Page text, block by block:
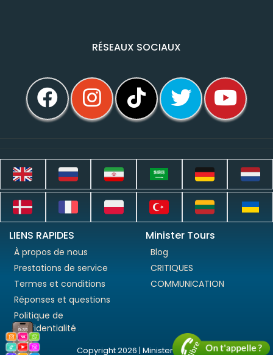
RÉSEAUX SOCIAUX
LIENS RAPIDES
À propos de nous
Prestations de service
Termes et conditions
Réponses et questions
Politique de
confidentialité
Minister Tours
Blog
CRITIQUES
COMMUNICATION
Copyright 2026 | Minister Tours